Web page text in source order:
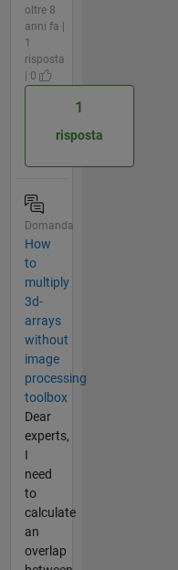
oltre 8
anni fa |
1
risposta
| 0
1
risposta
Domanda
How
to
multiply
3d-
arrays
without
image
processing
toolbox
Dear
experts,
I
need
to
calculate
an
overlap